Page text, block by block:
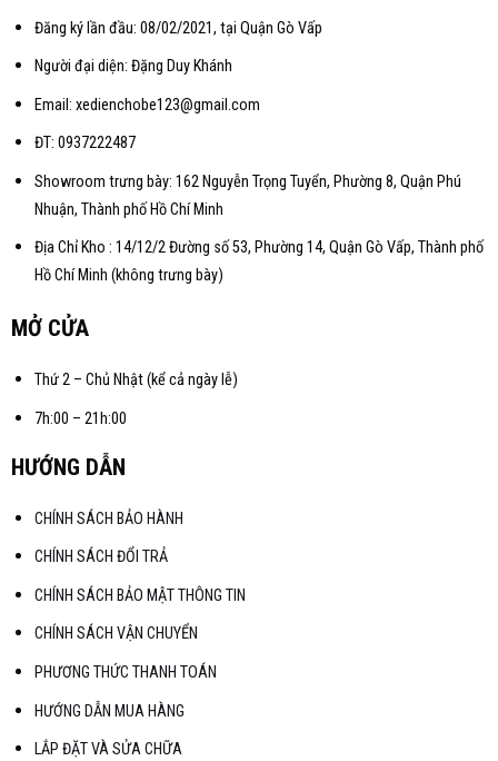
Đăng ký lần đầu: 08/02/2021, tại Quận Gò Vấp
Người đại diện: Đặng Duy Khánh
Email: xedienchobe123@gmail.com
ĐT: 0937222487
Showroom trưng bày: 162 Nguyễn Trọng Tuyển, Phường 8, Quận Phú
Nhuận, Thành phố Hồ Chí Minh
Địa Chỉ Kho : 14/12/2 Đường số 53, Phường 14, Quận Gò Vấp, Thành phố
Hồ Chí Minh (không trưng bày)
MỞ CỬA
Thứ 2 – Chủ Nhật (kể cả ngày lễ)
7h:00 – 21h:00
HƯỚNG DẪN
CHÍNH SÁCH BẢO HÀNH
CHÍNH SÁCH ĐỔI TRẢ
CHÍNH SÁCH BẢO MẬT THÔNG TIN
CHÍNH SÁCH VẬN CHUYỂN
PHƯƠNG THỨC THANH TOÁN
HƯỚNG DẪN MUA HÀNG
LẮP ĐẶT VÀ SỬA CHỮA